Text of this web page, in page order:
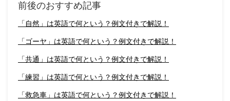
前後のおすすめ記事
「自然」は英語で何という？例文付きで解説！
「ゴーヤ」は英語で何という？例文付きで解説！
「共通」は英語で何という？例文付きで解説！
「練習」は英語で何という？例文付きで解説！
「救急車」は英語で何という？例文付きで解説！